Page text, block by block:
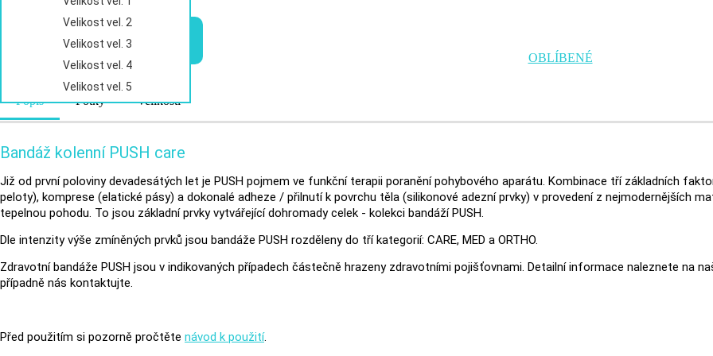
Velikost vel. 2
Velikost vel. 3
Velikost vel. 4
Velikost vel. 5
VLOŽIT DO KOŠÍKU
OBLÍBENÉ
Popis Fotky Velikosti
Bandáž kolenní PUSH care
Již od první poloviny devadesátých let je PUSH pojmem ve funkční terapii poranění pohybového aparátu. Kombinace tří základních
peloty), komprese (elatické pásy) a dokonalé adheze / přilnutí k povrchu těla (silikonové adezní prvky) v provedení z nejmodernějších
tepelnou pohodu. To jsou základní prvky vytvářející dohromady celek - kolekci bandáží PUSH.
Dle intenzity výše zmíněných prvků jsou bandáže PUSH rozděleny do tří kategorií: CARE, MED a ORTHO.
Zdravotní bandáže PUSH jsou v indikovaných případech částečně hrazeny zdravotními pojišťovnami. Detailní informace naleznete na
případně nás kontaktujte.
Před použitím si pozorně pročtěte návod k použití.